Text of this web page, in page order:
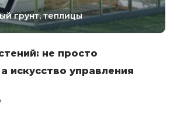
грунт, теплицы
не просто
искусство управления